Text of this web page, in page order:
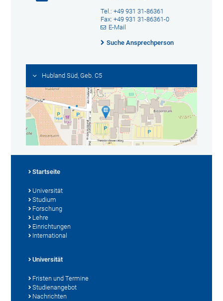
Tel.: +49 931 31-86361
Fax: +49 931 31-86361-0
E-Mail
Suche Ansprechperson
Hubland Süd, Geb. C5
Startseite
Universität
Studium
Forschung
Lehre
Einrichtungen
International
Universität
Fristen und Termine
Studienangebot
Nachrichten